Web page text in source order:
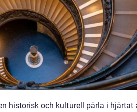
historisk och kulturell pärla i hjärtat